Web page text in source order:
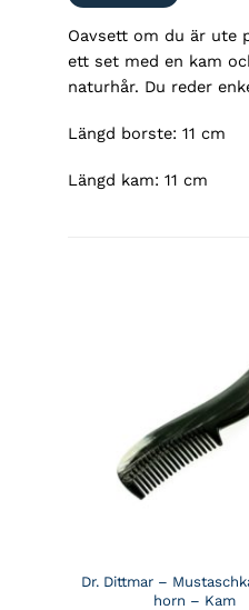
Oavsett om du är ute
ett set med en kam
naturhår. Du reder
Längd borste: 11 cm
Längd kam: 11 cm
Dr. Dittmar –
horn – Kam